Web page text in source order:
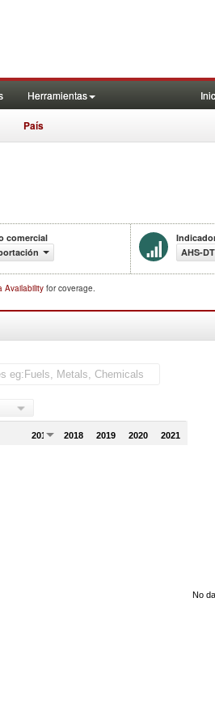
Herramientas
País
comercial
AHS-
Availability for coverage.
2017 2018 2019 2020 2021
No